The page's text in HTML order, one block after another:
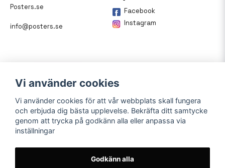
Posters.se
info@posters.se
Facebook
Instagram
Betalning
På posters.se kan du enkelt
Vi använder cookies
Vi använder cookies för att vår webbplats skall fungera
och erbjuda dig bästa upplevelse. Bekräfta ditt samtycke
genom att trycka på godkänn alla eller anpassa via
inställningar
Godkänn alla